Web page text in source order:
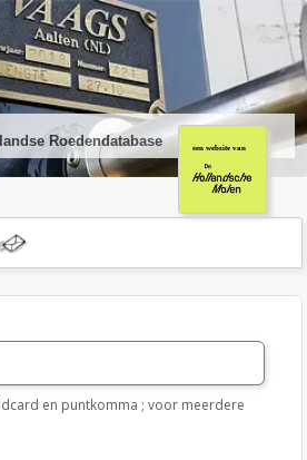
Roedendatabase
en puntkomma ; voor meerdere